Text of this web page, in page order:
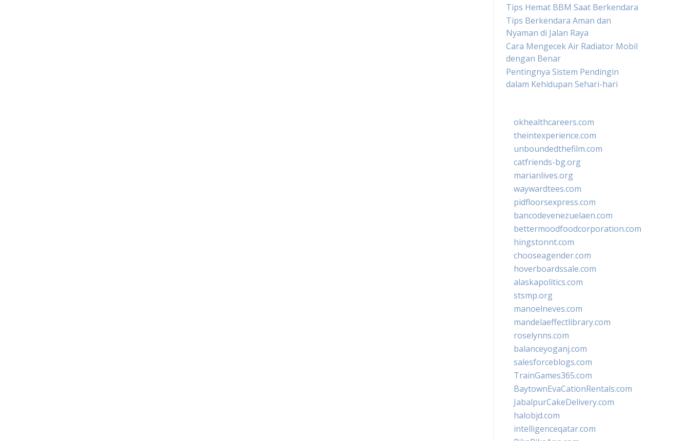
Tips Hemat BBM Saat Berkendara
Tips Berkendara Aman dan
Nyaman di Jalan Raya
Cara Mengecek Air Radiator Mobil
dengan Benar
Pentingnya Sistem Pendingin
dalam Kehidupan Sehari-hari
okhealthcareers.com
theintexperience.com
unboundedthefilm.com
catfriends-bg.org
marianlives.org
waywardtees.com
pidfloorsexpress.com
bancodevenezuelaen.com
bettermoodfoodcorporation.com
hingstonnt.com
chooseagender.com
hoverboardssale.com
alaskapolitics.com
stsmp.org
manoelneves.com
mandelaeffectlibrary.com
roselynns.com
balanceyoganj.com
salesforceblogs.com
TrainGames365.com
BaytownEvaCationRentals.com
JabalpurCakeDelivery.com
halobjd.com
intelligenceqatar.com